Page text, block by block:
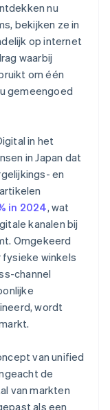
nu
bekijken ze in
op internet
waarbij
om één
gemeengoed
in het
in Japan dat
en
in 2024, wat
kanalen bij
Omgekeerd
winkels
channel
wordt
van unified
de
van markten
als een